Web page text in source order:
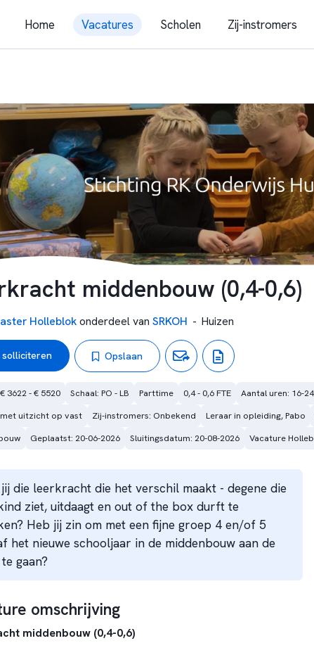
Home Vacatures Scholen Zij-instromers
middenbouw (0,4-0,6)
Holleblokonderdeel van SRKOH - Huizen
solliciteren Opslaan
3622 - € 5520 Schaal: PO - LB Parttime 0,4 - 0,6 FTE Aantal uren: 16-
uitzicht op vast
Zij-instromers: Onbekend Leraar in opleiding, Pabo
Geplaatst: 20-06-2026 Sluitingsdatum: 20-08-2026 Vacature
die leerkracht die het verschil maakt - degene die
ziet, uitdaagt en out of the box durft te
Heb jij zin om met een fijne groep 4 en/of 5
het nieuwe schooljaar in de middenbouw aan de
gaan?
omschrijving
middenbouw (0,4-0,6)